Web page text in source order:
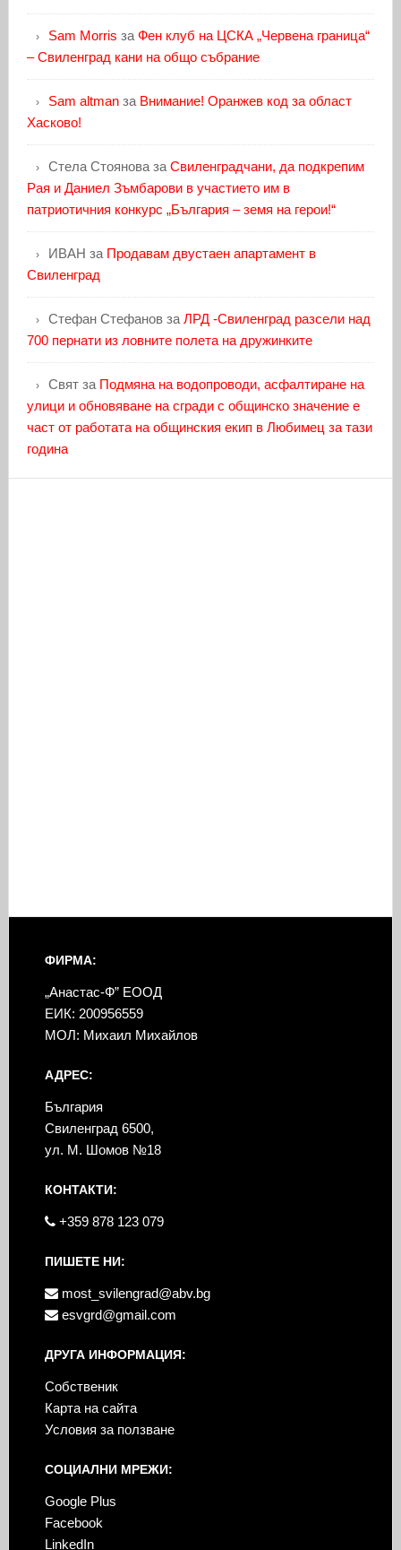
Sam Morris за Фен клуб на ЦСКА „Червена граница“
– Свиленград кани на общо събрание
Sam altmanза Внимание! Оранжев код за област
Хасково!
Стела Стояноваза Свиленградчани, да подкрепим
Рая и Даниел Зъмбарови в участието им в
патриотичния конкурс „България – земя на герои!“
ИВАН за Продавам двустаен апартамент в
Свиленград
Стефан Стефановза ЛРД -Свиленград разсели над
700 пернати из ловните полета на дружинките
Святза Подмяна на водопроводи, асфалтиране на
улици и обновяване на сгради с общинско значение е
част от работата на общинския екип в Любимец за тази
година
ФИРМА:
„Анастас-Ф” ЕООД
ЕИК: 200956559
МОЛ: Михаил Михайлов
АДРЕС:
България
Свиленград 6500,
ул. М. Шомов №18
КОНТАКТИ:
+359 878 123 079
ПИШЕТЕ НИ:
most_svilengrad@abv.bg
esvgrd@gmail.com
ДРУГА ИНФОРМАЦИЯ:
Собственик
Карта на сайта
Условия за ползване
СОЦИАЛНИ МРЕЖИ:
Google Plus
Facebook
LinkedIn